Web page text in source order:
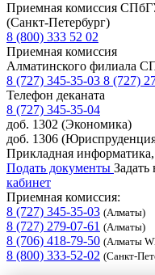
Приемная комиссия
(Санкт-Петербург)
8 (800) 333 52 02
Приемная комиссия
Алматинского филиала
8 (727) 345-35-03 8 (727)
Телефон деканата
8 (727) 345-35-04
доб. 1302 (Экономика)
доб. 1306
Прикладная
Подать документы Задать
кабинет
Приемная комиссия:
8 (727) 345-35-03 (Алматы)
8 (727) 279-07-61 (Алматы)
8 (706) 418-79-50 (Алматы
8 (800) 333-52-02 (Санкт-